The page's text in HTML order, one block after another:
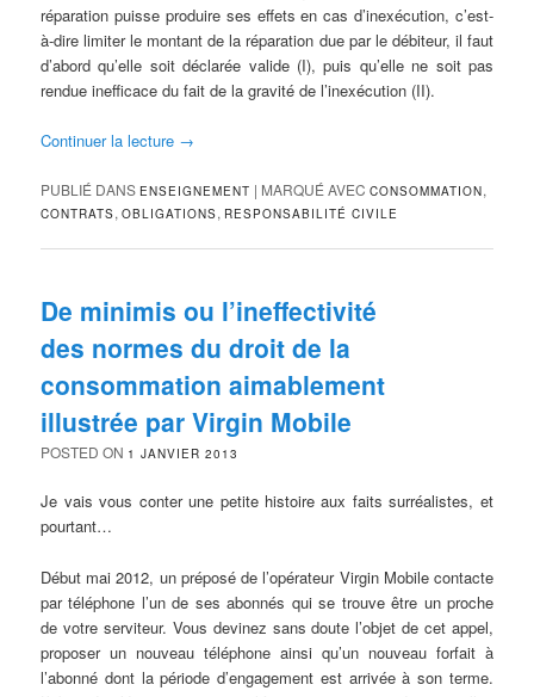
réparation puisse produire ses effets en cas d’inexécution, c’est-
à-dire limiter le montant de la réparation due par le débiteur, il faut
d’abord qu’elle soit déclarée valide (I), puis qu’elle ne soit pas
rendue inefficace du fait de la gravité de l’inexécution (II).
Continuer la lecture →
PUBLIÉ DANS ENSEIGNEMENT | MARQUÉ AVEC CONSOMMATION,
CONTRATS,OBLIGATIONS, RESPONSABILITÉ CIVILE
De minimis ou l’ineffectivité
des normes du droit de la
consommation aimablement
illustrée par Virgin Mobile
POSTED ON 1 JANVIER 2013
Je vais vous conter une petite histoire aux faits surréalistes, et
pourtant…
Début mai 2012, un préposé de l’opérateur Virgin Mobile contacte
par téléphone l’un de ses abonnés qui se trouve être un proche
de votre serviteur. Vous devinez sans doute l’objet de cet appel,
proposer un nouveau téléphone ainsi qu’un nouveau forfait à
l’abonné dont la période d’engagement est arrivée à son terme.